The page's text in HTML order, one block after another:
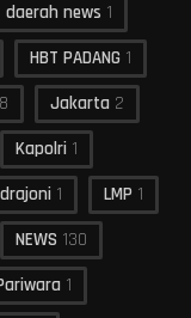
daerah news 1
HBT PADANG 1
8 Jakarta 2
Kapolri 1
1 LMP 1
NEWS 130
1